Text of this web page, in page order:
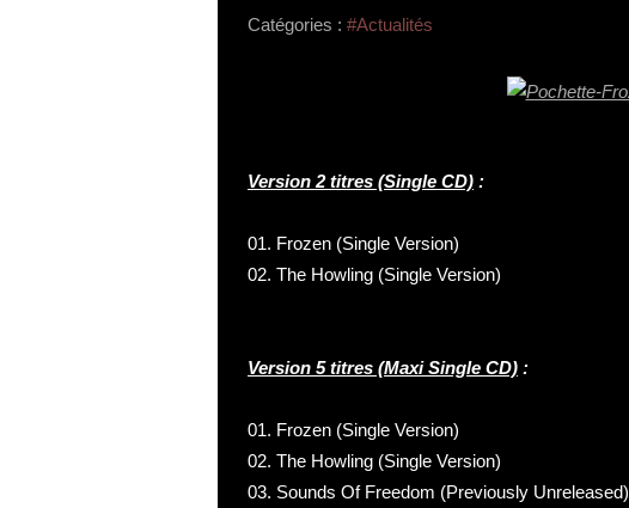
Catégories : #Actualités
Version 2 titres (Single CD) :
01. Frozen (Single Version)
02. The Howling (Single Version)
Version 5 titres (Maxi Single CD) :
01. Frozen (Single Version)
02. The Howling (Single Version)
03. Sounds Of Freedom (Previously Unreleased)